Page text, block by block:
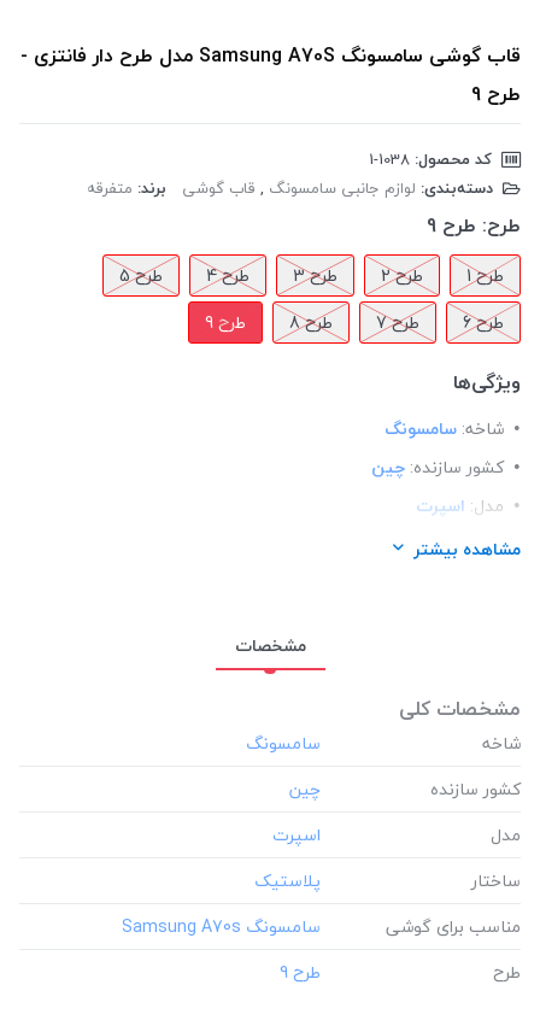
قاب گوشی سامسونگ Samsung A70S مدل طرح دار فانتزی -
طرح 9
کد محصول:
دسته‌بندی: لوازم جانبی سامسونگ , قاب گوشی برند: متفرقه
طرح: طرح 9
طرح 1 طرح 2 طرح 3 طرح 4
طرح 5
طرح 6
طرح 7 طرح 8 طرح 9
ویژگی‌ها
شاخه: سامسونگ
کشور سازنده: چین
مدل: اسپرت
ساختار: پلاستیک
مشاهده بیشتر
مشخصات
مشخصات کلی
شاخه
کشور سازنده
مدل
ساختار
مناسب برای گوشی
طرح